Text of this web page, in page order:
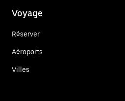
Voyage
Réserver
Aéroports
Villes